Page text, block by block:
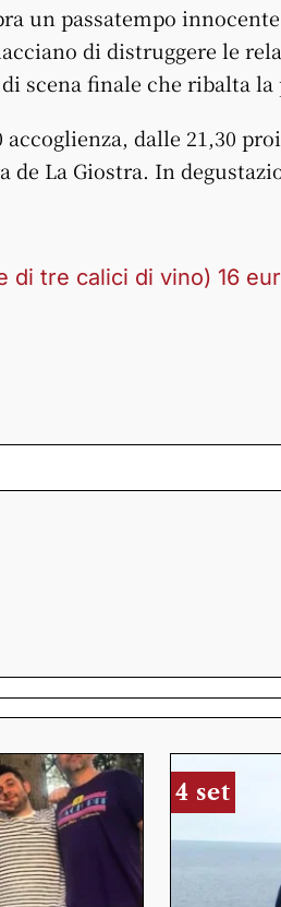
un passatempo
di distruggere le
scena finale che ribalta
accoglienza, dalle 21,30
de La Giostra. In
di tre calici di vino) 16
4 set